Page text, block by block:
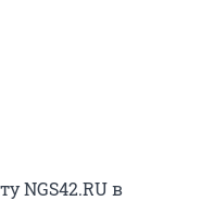
NGS42.RU в